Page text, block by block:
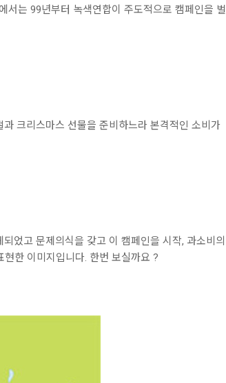
서는 99년부터 녹색연합이 주도적으로 캠페인을 벌
크리스마스 선물을 준비하느라 본격적인 소비가
었고 문제의식을 갖고 이 캠페인을 시작, 과소비의
한 이미지입니다. 한번 보실까요 ?